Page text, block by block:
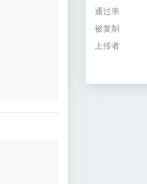
通过率
被复制
上传者